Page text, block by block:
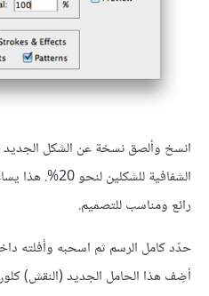
الشفافية
رائع ومناسب للتصميم.
أضِف هذا الحامل الجديد (النقش)